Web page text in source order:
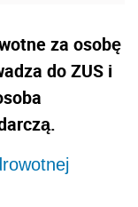
za osobę
do ZUS i